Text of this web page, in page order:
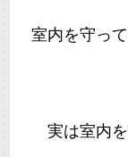
室内を守っ
実は室内